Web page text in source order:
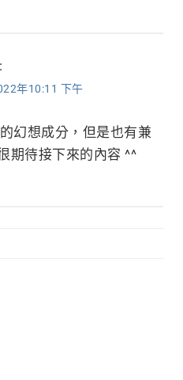
年10:11 下午
幻想成分，但是也有兼
期待接下來的內容 ^^